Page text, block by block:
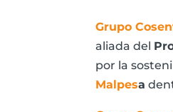
Grupo
aliada del
por la
Malpesa